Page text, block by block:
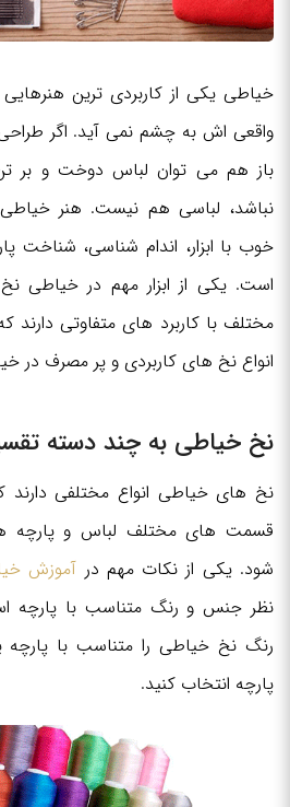
خیاطی یکی از کاربردی ترین
واقعی اش به چشم نمی آید. اگر
باز هم می توان لباس دوخت و بر
نباشد، لباسی هم نیست. هنر خیاطی
خوب با ابزار، اندام شناسی، شناخت
است. یکی از ابزار مهم در خیاطی
مختلف با کاربرد های متفاوتی دارند
انواع نخ های کاربردی و پر مصرف در
نخ خیاطی به چند دسته
نخ های خیاطی انواع مختلفی دارند
قسمت های مختلف لباس و پارچه
شود. یکی از نکات مهم در آموزش
نظر جنس و رنگ متناسب با پارچه
رنگ نخ خیاطی را متناسب با پارچه
پارچه انتخاب کنید.